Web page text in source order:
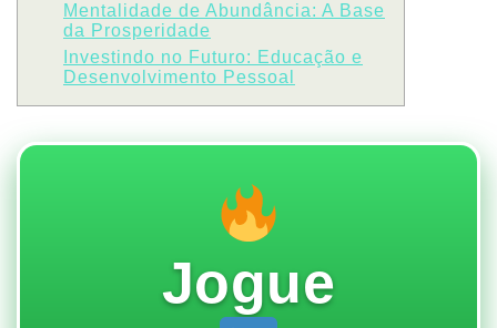
Mentalidade de Abundância: A Base
da Prosperidade
Investindo no Futuro: Educação e
Desenvolvimento Pessoal
Jogue